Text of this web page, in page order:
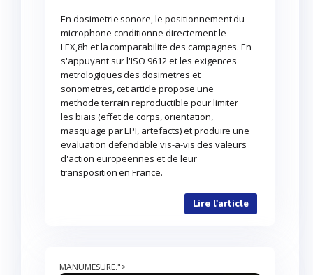
En dosimetrie sonore, le positionnement du
microphone conditionne directement le
LEX,8h et la comparabilite des campagnes. En
s'appuyant sur l'ISO 9612 et les exigences
metrologiques des dosimetres et
sonometres, cet article propose une
methode terrain reproductible pour limiter
les biais (effet de corps, orientation,
masquage par EPI, artefacts) et produire une
evaluation defendable vis-a-vis des valeurs
d'action europeennes et de leur
transposition en France.
Lire l'article
MANUMESURE.">